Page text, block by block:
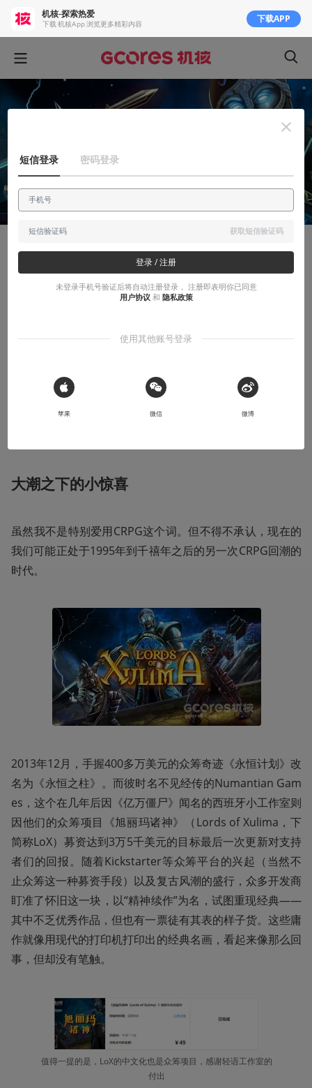
安利大帝
原地踏步之美：《旭丽玛诸神》
harmonytree 2021-08-17
本文系用户投稿，不代表机核网观点
收听本文
大潮之下的小惊喜
虽然我不是特别爱用CRPG这个词。但不得不承认，现在的
我们可能正处于1995年到千禧年之后的另一次CRPG回潮的
时代。
2013年12月，手握400多万美元的众筹奇迹《永恒计划》改
名为《永恒之柱》。而彼时名不见经传的Numantian Gam
es，这个在几年后因《亿万僵尸》闻名的西班牙小工作室则
因他们的众筹项目《旭丽玛诸神》（Lords of Xulima，下
简称LoX）募资达到3万5千美元的目标最后一次更新对支持
者们的回报。随着Kickstarter等众筹平台的兴起（当然不
止众筹这一种募资手段）以及复古风潮的盛行，众多开发商
盯准了怀旧这一块，以“精神续作”为名，试图重现经典——
其中不乏优秀作品，但也有一票徒有其表的样子货。这些庸
作就像用现代的打印机打印出的经典名画，看起来像那么回
事，但却没有笔触。
值得一提的是，LoX的中文化也是众筹项目，感谢轻语工作室的
付出
机核-探索热爱
下载 机核App 浏览更多精彩内容 下载APP
短信登录 密码登录
获取短信验证码
登录 / 注册
未登录手机号验证后将自动注册登录， 注册即表明你已同意
用户协议 和 隐私政策
使用其他账号登录
 Sign in with Apple
苹果 微信 微博